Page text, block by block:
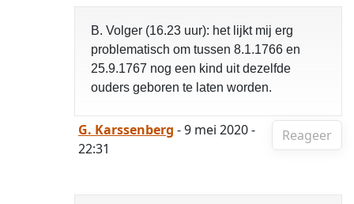
B. Volger (16.23 uur): het lijkt mij erg
problematisch om tussen 8.1.1766 en
25.9.1767 nog een kind uit dezelfde
ouders geboren te laten worden.
Reageer
G. Karssenberg - 9 mei 2020 -
22:31